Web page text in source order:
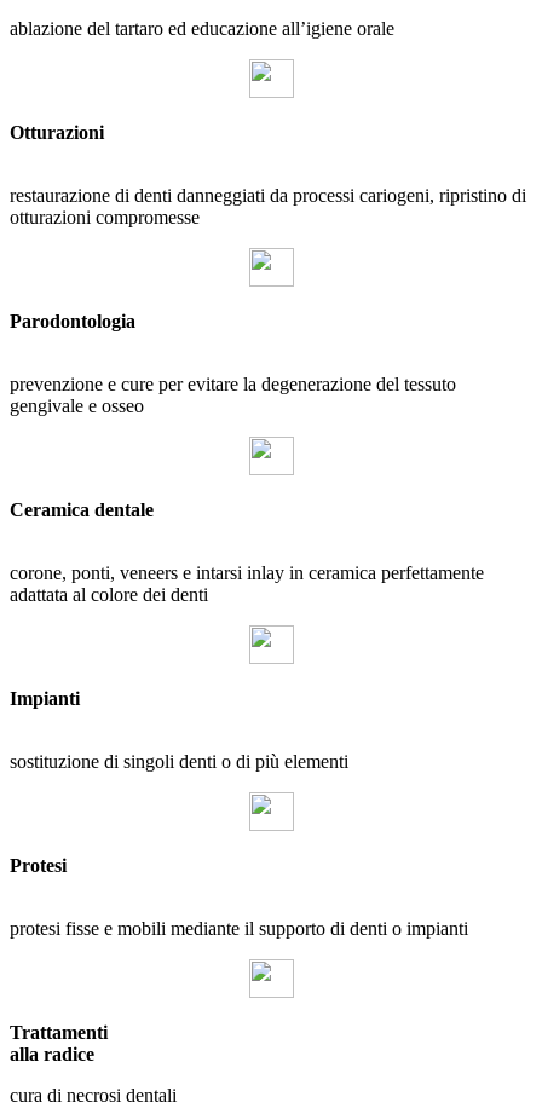
ablazione del tartaro ed educazione all’igiene orale
Otturazioni
restaurazione di denti danneggiati da processi cariogeni, ripristino di
otturazioni compromesse
Parodontologia
prevenzione e cure per evitare la degenerazione del tessuto
gengivale e osseo
Ceramica dentale
corone, ponti, veneers e intarsi inlay in ceramica perfettamente
adattata al colore dei denti
Impianti
sostituzione di singoli denti o di più elementi
Protesi
protesi fisse e mobili mediante il supporto di denti o impianti
Trattamenti
alla radice
cura di necrosi dentali